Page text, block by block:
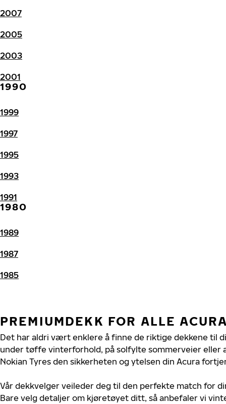
2007
2005
2003
2001
1990
1999
1997
1995
1993
1991
1980
1989
1987
1985
PREMIUMDEKK FOR ALLE
Det har aldri vært enklere å finne de riktige dekkene til
under tøffe vinterforhold, på solfylte sommerveier eller
Nokian Tyres den sikkerheten og ytelsen din Acura
Vår dekkvelger veileder deg til den perfekte match for
Bare velg detaljer om kjøretøyet ditt, så anbefaler vi